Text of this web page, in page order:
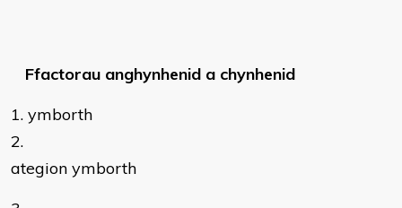
Ffactorau anghynhenid a chynhenid
ymborth
ategion ymborth